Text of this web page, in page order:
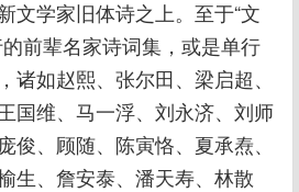
文学家旧体诗之上。至于“文
前辈名家诗词集，或是单行
诸如赵熙、张尔田、梁启超、
国维、马一浮、刘永济、刘师
俊、顾随、陈寅恪、夏承焘、
生、詹安泰、潘天寿、林散